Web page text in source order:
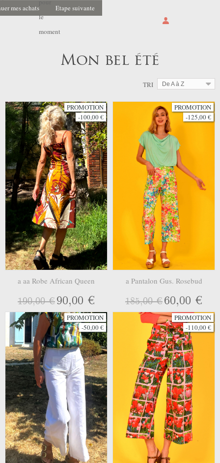
pour
le
moment
mes achats Etape suivante
Mon bel été
TRI De A à Z
PROMOTION
-100,00 €
a aa Robe African Queen
190,00 €90,00 €
PROMOTION
-125,00 €
a Pantalon Gus. Rosebud
185,00 €60,00 €
PROMOTION
-50,00 €
PROMOTION
-110,00 €